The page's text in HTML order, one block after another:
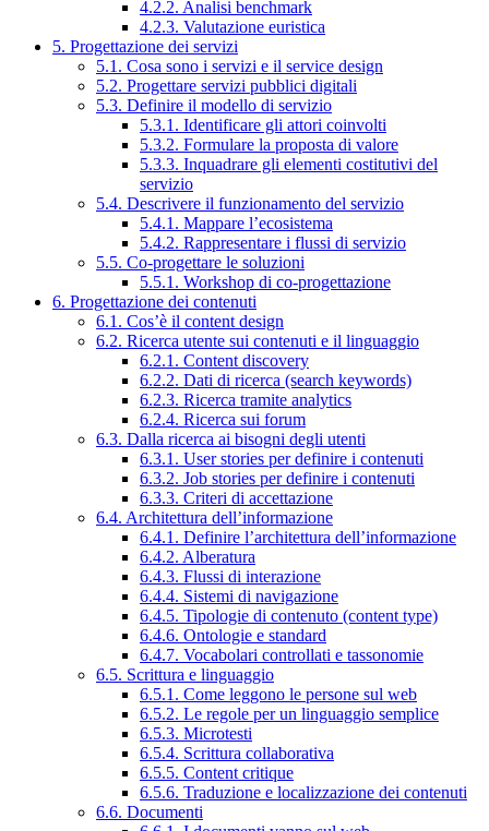
4.2.2. Analisi benchmark
4.2.3. Valutazione euristica
5. Progettazione dei servizi
5.1. Cosa sono i servizi e il service design
5.2. Progettare servizi pubblici digitali
5.3. Definire il modello di servizio
5.3.1. Identificare gli attori coinvolti
5.3.2. Formulare la proposta di valore
5.3.3. Inquadrare gli elementi costitutivi del
servizio
5.4. Descrivere il funzionamento del servizio
5.4.1. Mappare l’ecosistema
5.4.2. Rappresentare i flussi di servizio
5.5. Co-progettare le soluzioni
5.5.1. Workshop di co-progettazione
6. Progettazione dei contenuti
6.1. Cos’è il content design
6.2. Ricerca utente sui contenuti e il linguaggio
6.2.1. Content discovery
6.2.2. Dati di ricerca (search keywords)
6.2.3. Ricerca tramite analytics
6.2.4. Ricerca sui forum
6.3. Dalla ricerca ai bisogni degli utenti
6.3.1. User stories per definire i contenuti
6.3.2. Job stories per definire i contenuti
6.3.3. Criteri di accettazione
6.4. Architettura dell’informazione
6.4.1. Definire l’architettura dell’informazione
6.4.2. Alberatura
6.4.3. Flussi di interazione
6.4.4. Sistemi di navigazione
6.4.5. Tipologie di contenuto (content type)
6.4.6. Ontologie e standard
6.4.7. Vocabolari controllati e tassonomie
6.5. Scrittura e linguaggio
6.5.1. Come leggono le persone sul web
6.5.2. Le regole per un linguaggio semplice
6.5.3. Microtesti
6.5.4. Scrittura collaborativa
6.5.5. Content critique
6.5.6. Traduzione e localizzazione dei contenuti
6.6. Documenti